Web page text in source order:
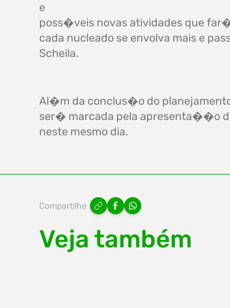
e
poss�veis novas atividades que
cada nucleado se envolva mais e
Scheila.
Al�m da conclus�o do
ser� marcada pela apresenta��o
neste mesmo dia.
Compartilhe
Veja também